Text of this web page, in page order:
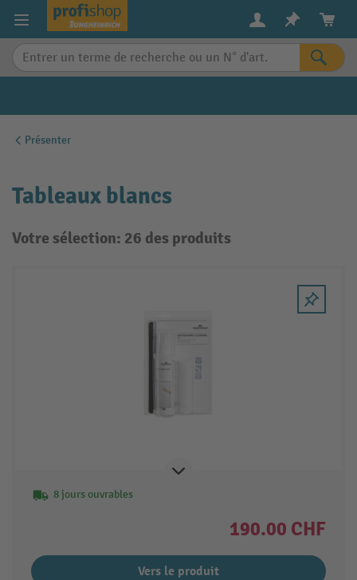
content
Présenter
Tableaux blancs
Votre sélection: 26 des produits
8 jours ouvrables
190.00 CHF
Vers le produit